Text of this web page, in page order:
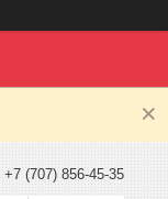
+7 (707) 856-45-35